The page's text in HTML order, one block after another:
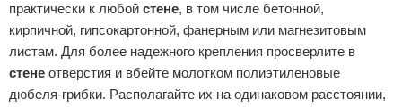
практически к любой стене, в том числе бетонной,
кирпичной, гипсокартонной, фанерным или магнезитовым
листам. Для более надежного крепления просверлите в
стене отверстия и вбейте молотком полиэтиленовые
дюбеля-грибки. Располагайте их на одинаковом расстоянии,